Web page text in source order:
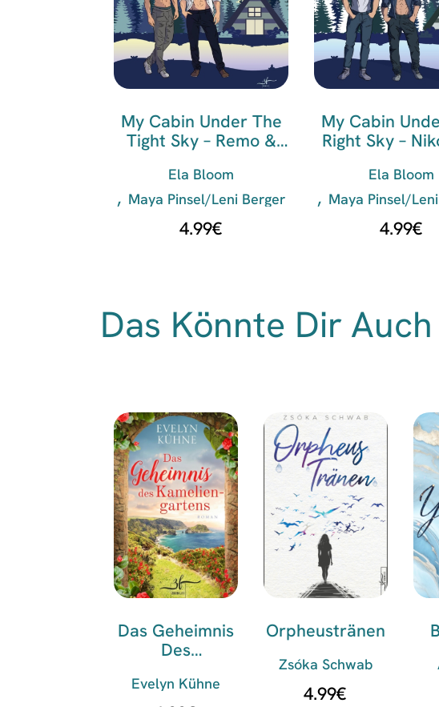
My Cabin Under The
Tight Sky – Remo &
Ela Bloom
Maya Pinsel/Leni Berger
4.99€
My Cabin
Right Sky –
Ela Bloom
Maya Pinsel/
4.99€
Das Könnte Dir
Das Geheimnis
Des
S
Evelyn Kühne
Orpheustränen
Zsóka Schwab
4.99€